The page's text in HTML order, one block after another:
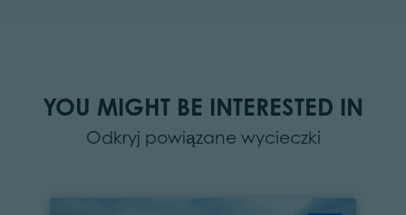
YOU MIGHT BE INTERESTED IN
Odkryj powiązane wycieczki